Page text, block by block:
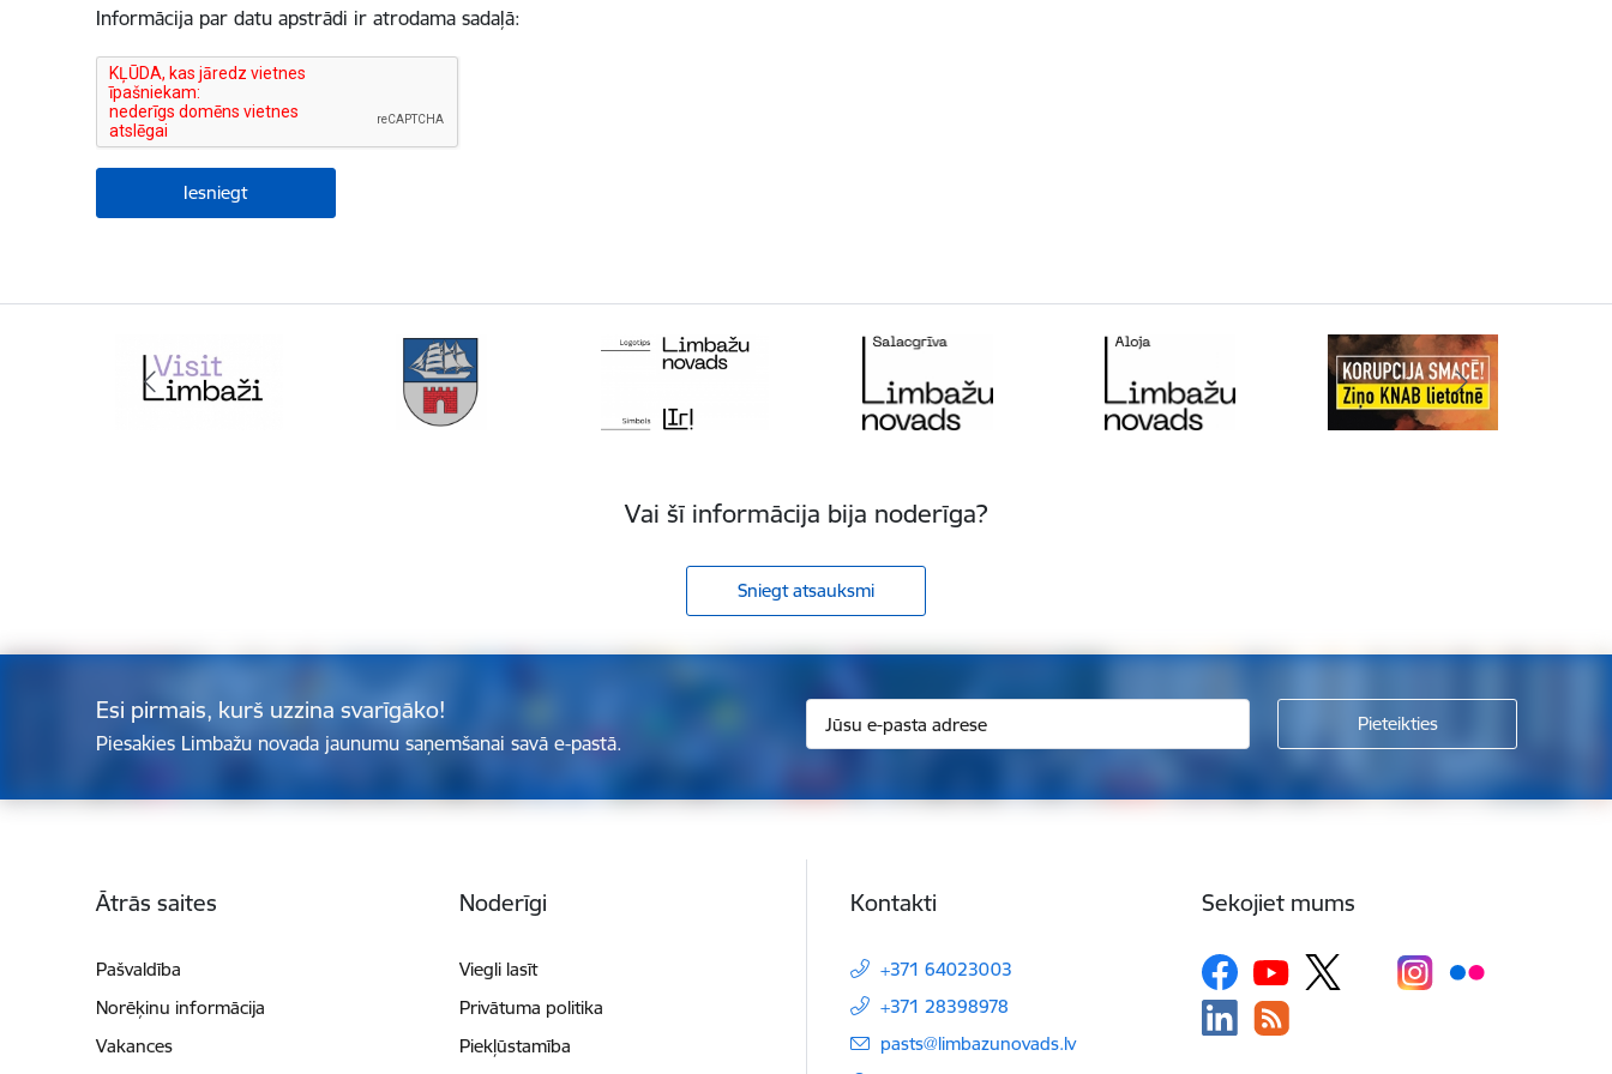
Informācija par datu apstrādi ir atrodama sadaļā:
Vai šī informācija bija noderīga?
Sniegt atsauksmi
Esi pirmais, kurš uzzina svarīgāko!
Piesakies Limbažu novada jaunumu saņemšanai savā e-pastā.
Ātrās saites
Pašvaldība
Norēķinu informācija
Vakances
Noderīgi
Viegli lasīt
Privātuma politika
Piekļūstamība
Kontakti
+371 64023003
+371 28398978
E-pasts:
pasts@limbazunovads.lv
Sekojiet mums